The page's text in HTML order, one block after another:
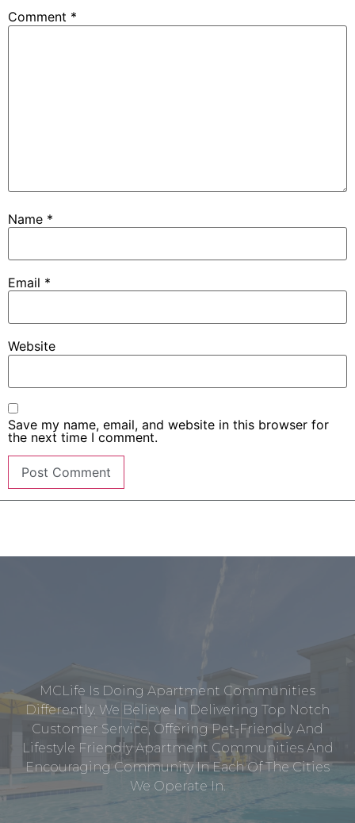
Comment *
Name *
Email *
Website
Save my name, email, and website in this browser for
the next time I comment.
MCLife Is Doing Apartment Communities
Differently. We Believe In Delivering Top Notch
Customer Service, Offering Pet-Friendly And
Lifestyle Friendly Apartment Communities And
Encouraging Community In Each Of The Cities
We Operate In.